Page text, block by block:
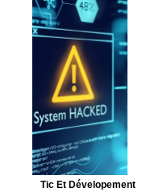
Tic Et Dévelopement